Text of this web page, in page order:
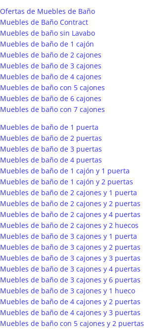
Ofertas de Muebles de Baño
Muebles de Baño Contract
Muebles de baño sin Lavabo
Muebles de baño de 1 cajón
Muebles de baño de 2 cajones
Muebles de baño de 3 cajones
Muebles de baño de 4 cajones
Muebles de baño con 5 cajones
Muebles de baño de 6 cajones
Muebles de baño con 7 cajones
Muebles de baño de 1 puerta
Muebles de baño de 2 puertas
Muebles de baño de 3 puertas
Muebles de baño de 4 puertas
Muebles de baño de 1 cajón y 1 puerta
Muebles de baño de 1 cajón y 2 puertas
Muebles de baño de 2 cajones y 1 puerta
Muebles de baño de 2 cajones y 2 puertas
Muebles de baño de 2 cajones y 4 puertas
Muebles de baño de 2 cajones y 2 huecos
Muebles de baño de 3 cajones y 1 puerta
Muebles de baño de 3 cajones y 2 puertas
Muebles de baño de 3 cajones y 3 puertas
Muebles de baño de 3 cajones y 4 puertas
Muebles de baño de 3 cajones y 6 puertas
Muebles de baño de 3 cajones y 1 hueco
Muebles de baño de 4 cajones y 2 puertas
Muebles de baño de 4 cajones y 3 puertas
Muebles de baño con 5 cajones y 2 puertas